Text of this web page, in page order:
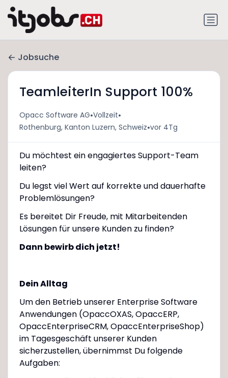
Jobsuche
TeamleiterIn Support 100%
Opacc Software AG•Vollzeit•
Rothenburg, Kanton Luzern, Schweiz•vor 4Tg
Du möchtest ein engagiertes Support-Team
leiten?
Du legst viel Wert auf korrekte und dauerhafte
Problemlösungen?
Es bereitet Dir Freude, mit Mitarbeitenden
Lösungen für unsere Kunden zu finden?
Dann bewirb dich jetzt!
Dein Alltag
Um den Betrieb unserer Enterprise Software
Anwendungen (OpaccOXAS, OpaccERP,
OpaccEnterpriseCRM, OpaccEnterpriseShop)
im Tagesgeschäft unserer Kunden
sicherzustellen, übernimmst Du folgende
Aufgaben: